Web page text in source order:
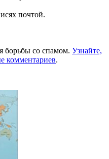
почтой.
борьбы со спамом. Узнайте,
комментариев.